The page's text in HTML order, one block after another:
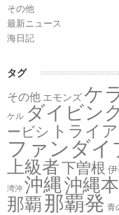
その他
最新ニュース
海日記
タグ
その他 エモンズ ケ
ケル ダイビン
ービシ トライ
ファンダイ
上級者下曽根
湾沖 沖縄沖縄
那覇 那覇発 青